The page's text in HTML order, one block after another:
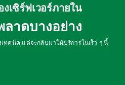
เซิร์ฟเวอร์ภายใน
าดบางอย่าง
คนิค แต่จะกลับมาให้บริการในเร็ว ๆ นี้